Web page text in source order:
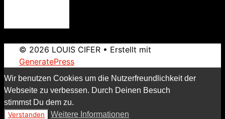
© 2026 LOUIS CIFER • Erstellt mit
GeneratePress
Wir benutzen Cookies um die Nutzerfreundlichkeit der
Webseite zu verbessen. Durch Deinen Besuch
stimmst Du dem zu.
Verstanden Weitere Informationen